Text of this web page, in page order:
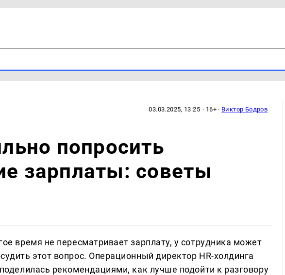
03.03.2025, 13:25 · 16+ · Виктор Бодров
попросить
зарплаты: советы
время не пересматривает зарплату, у сотрудника может
этот вопрос. Операционный директор HR-холдинга
рекомендациями, как лучше подойти к разговору